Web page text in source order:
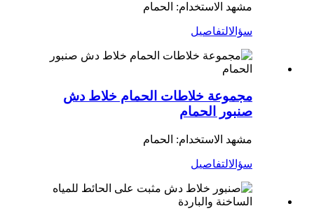
مشهد الاستخدام: الحمام
سؤالالتفاصيل
مجموعة خلاطات الحمام خلاط دش
صنبور الحمام
مشهد الاستخدام: الحمام
سؤالالتفاصيل